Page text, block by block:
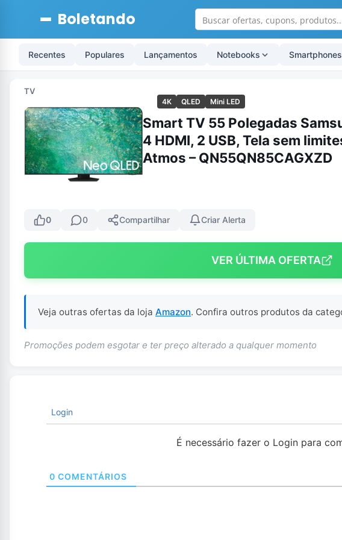
Boletando
Recentes Populares Lançamentos Notebooks Smartphones
TV
4K QLED Mini LED
Smart TV 55 Polegadas
4 HDMI, 2 USB, Tela sem
Atmos – QN55QN85CAGXZD
0 0 Compartilhar Criar Alerta
VER ÚLTIMA OFERTA
Veja outras ofertas da loja Amazon. Confira outros produtos da
Promoções podem esgotar e ter preço alterado a qualquer momento
Login
É necessário fazer o Login para
0 COMENTÁRIOS